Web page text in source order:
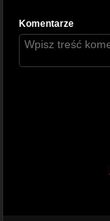
Komentarze